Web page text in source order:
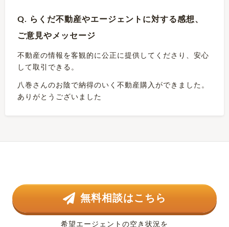
Q. らくだ不動産やエージェントに対する感想、
ご意見やメッセージ
不動産の情報を客観的に公正に提供してくださり、安心
して取引できる。
八巻さんのお陰で納得のいく不動産購入ができました。
ありがとうございました
無料相談はこちら
希望エージェントの空き状況を